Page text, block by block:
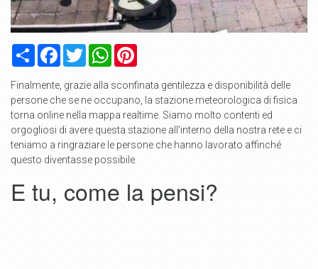
CondividiFacebook
TwitterWhatsApp
Finalmente, grazie alla sconfinata gentilezza e disponibilità delle
persone che se ne occupano, la stazione meteorologica di fisica
torna online nella mappa realtime. Siamo molto contenti ed
orgogliosi di avere questa stazione all'interno della nostra rete e ci
teniamo a ringraziare le persone che hanno lavorato affinché
questo diventasse possibile.
E tu, come la pensi?